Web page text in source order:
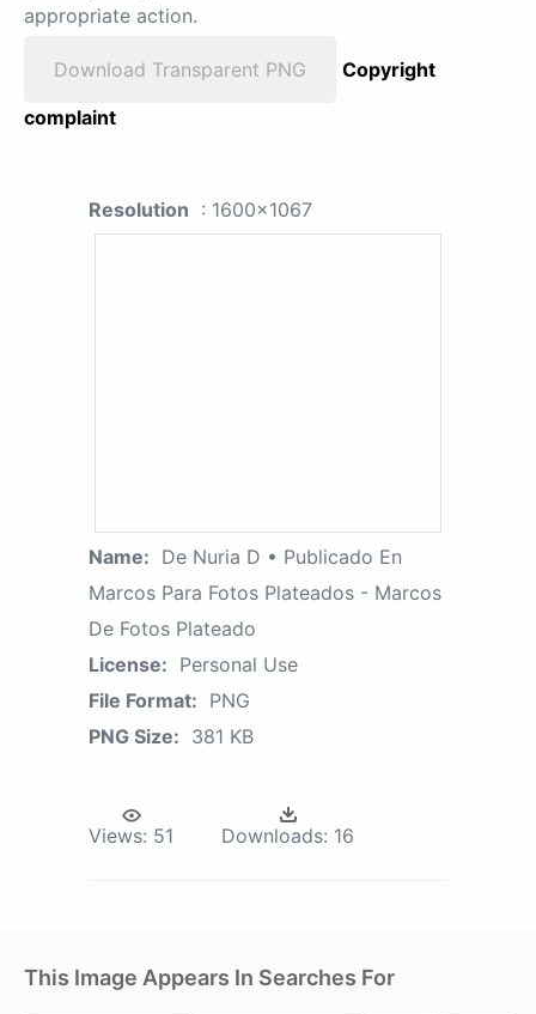
appropriate action.
Download Transparent PNG
Copyright
complaint
Resolution : 1600x1067
Name: De Nuria D • Publicado En
Marcos Para Fotos Plateados - Marcos
De Fotos Plateado
License: Personal Use
File Format: PNG
PNG Size: 381 KB
Views: 51 Downloads: 16
This Image Appears In Searches For